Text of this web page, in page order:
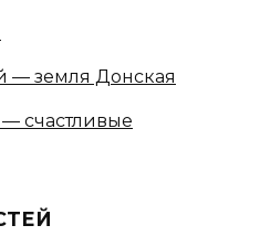
— земля Донская
счастливые